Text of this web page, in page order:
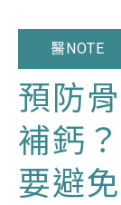
醫NOTE
預防
補鈣
要避免